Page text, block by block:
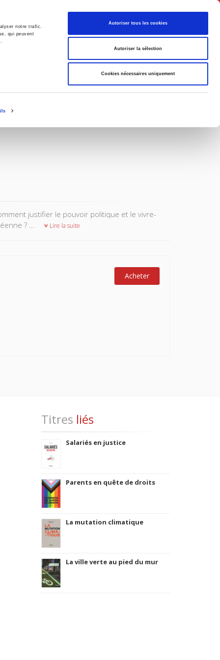
notre trafic.
qui peuvent
Autoriser tous les cookies
Autoriser la sélection
Cookies nécessaires uniquement
Français
justifier le pouvoir politique et le vivre-
? ...
Lire la suite
Acheter
Titres liés
Salariés en justice
Parents en quête de droits
La mutation climatique
La ville verte au pied du mur